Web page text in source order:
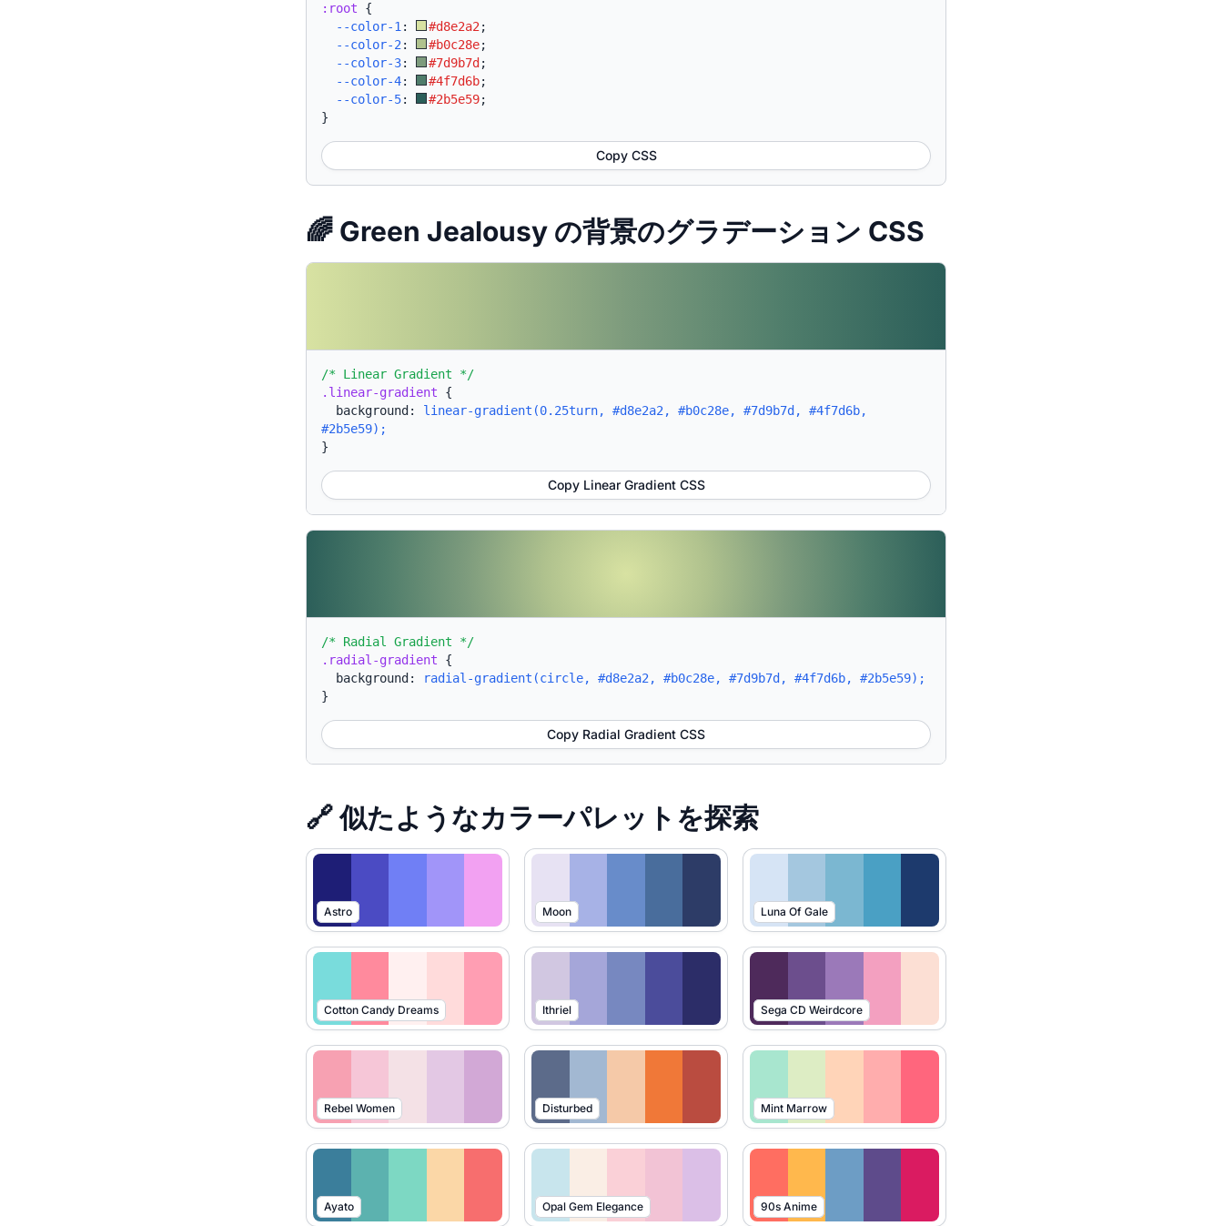
:root {
--color-1 : #d8e2a2 ;
--color-2 : #b0c28e;
--color-3: #7d9b7d ;
--color-4: #4f7d6b;
--color-5: #2b5e59;
}
Copy CSS
🌈 Green Jealousy の背景のグラデーション CSS
/* Linear Gradient */
.linear-gradient {
background: linear-gradient(0.25turn, #d8e2a2, #b0c28e, #7d9b7d, #4f7d6b,
#2b5e59);
}
Copy Linear Gradient CSS
/* Radial Gradient */
.radial-gradient {
background:
radial-gradient(circle, #d8e2a2, #b0c28e, #7d9b7d, #4f7d6b, #2b5e59);
}
Copy Radial Gradient CSS
🔗 似たようなカラーパレットを探索
Astro Moon Luna Of Gale
Cotton Candy Dreams Ithriel Sega CD Weirdcore
Rebel Women Disturbed Mint Marrow
Ayato Opal Gem Elegance 90s Anime